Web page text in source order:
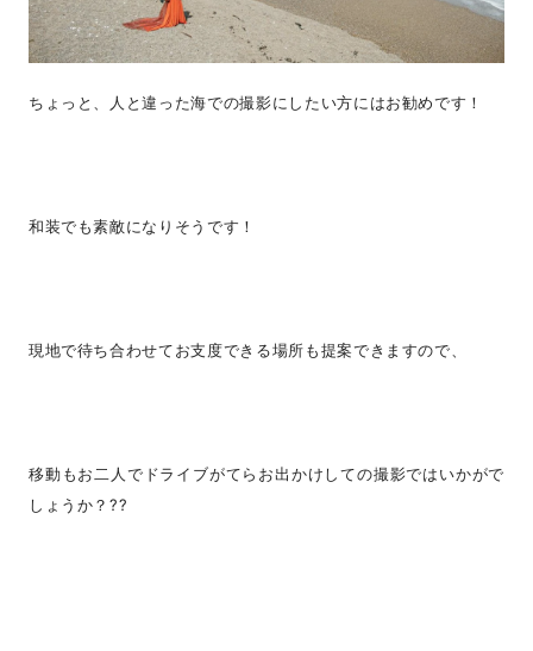
ちょっと、人と違った海での撮影にしたい方にはお勧めです！
和装でも素敵になりそうです！
現地で待ち合わせてお支度できる場所も提案できますので、
移動もお二人でドライブがてらお出かけしての撮影ではいかがで
しょうか？??